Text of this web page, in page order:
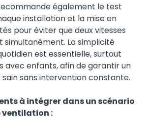
également le test
installation et la mise en
pour éviter que deux vitesses
simultanément. La simplicité
est essentielle, surtout
avec enfants, afin de garantir un
sans intervention constante.
à intégrer dans un scénario
ventilation :